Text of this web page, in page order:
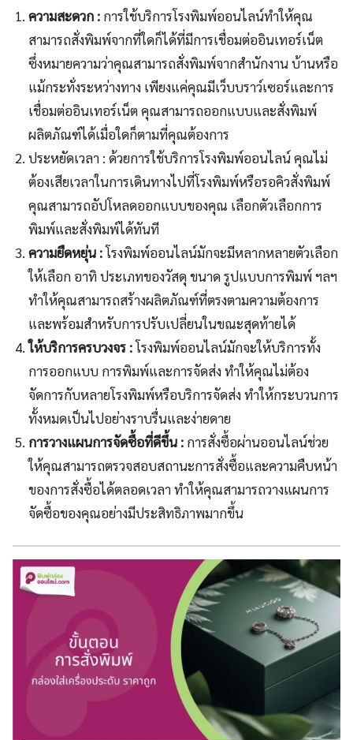
ความสะดวก : การใช้บริการโรงพิมพ์ออนไลน์ทำให้คุณ
สามารถสั่งพิมพ์จากที่ใดก็ได้ที่มีการเชื่อมต่ออินเทอร์เน็ต
ซึ่งหมายความว่าคุณสามารถสั่งพิมพ์จากสำนักงาน บ้านหรือ
แม้กระทั่งระหว่างทาง เพียงแค่คุณมีเว็บบราว์เซอร์และการ
เชื่อมต่ออินเทอร์เน็ต คุณสามารถออกแบบและสั่งพิมพ์
ผลิตภัณฑ์ได้เมื่อใดก็ตามที่คุณต้องการ
ประหยัดเวลา : ด้วยการใช้บริการโรงพิมพ์ออนไลน์ คุณไม่
ต้องเสียเวลาในการเดินทางไปที่โรงพิมพ์หรือรอคิวสั่งพิมพ์
คุณสามารถอัปโหลดออกแบบของคุณ เลือกตัวเลือกการ
พิมพ์และสั่งพิมพ์ได้ทันที
ความยืดหยุ่น :โรงพิมพ์ออนไลน์มักจะมีหลากหลายตัวเลือก
ให้เลือก อาทิ ประเภทของวัสดุ ขนาด รูปแบบการพิมพ์ ฯลฯ
ทำให้คุณสามารถสร้างผลิตภัณฑ์ที่ตรงตามความต้องการ
และพร้อมสำหรับการปรับเปลี่ยนในขณะสุดท้ายได้
ให้บริการครบวงจร :โรงพิมพ์ออนไลน์มักจะให้บริการทั้ง
การออกแบบ การพิมพ์และการจัดส่ง ทำให้คุณไม่ต้อง
จัดการกับหลายโรงพิมพ์หรือบริการจัดส่ง ทำให้กระบวนการ
ทั้งหมดเป็นไปอย่างราบรื่นและง่ายดาย
การวางแผนการจัดซื้อที่ดีขึ้น : การสั่งซื้อผ่านออนไลน์ช่วย
ให้คุณสามารถตรวจสอบสถานะการสั่งซื้อและความคืบหน้า
ของการสั่งซื้อได้ตลอดเวลา ทำให้คุณสามารถวางแผนการ
จัดซื้อของคุณอย่างมีประสิทธิภาพมากขึ้น